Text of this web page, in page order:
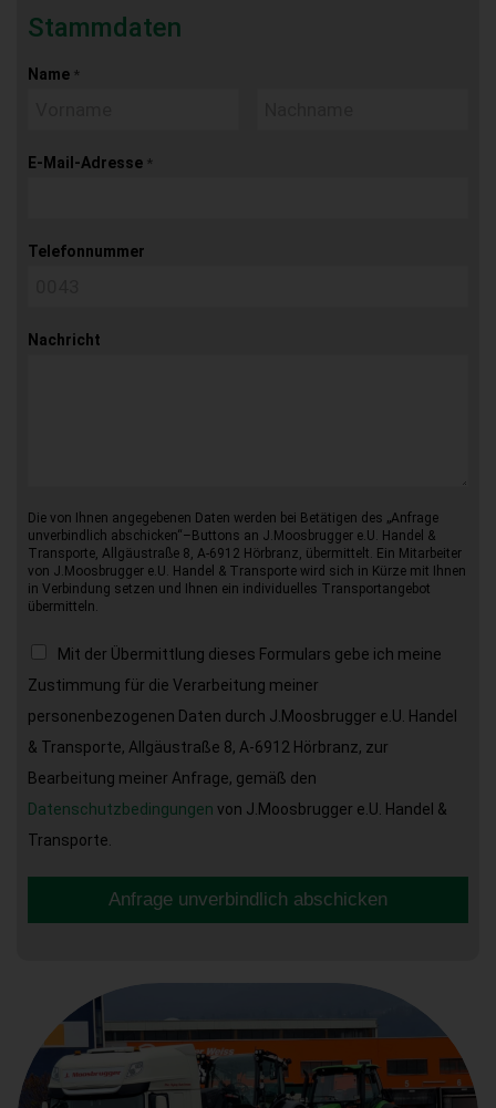
Stammdaten
Name *
E-Mail-Adresse *
Telefonnummer
Nachricht
Die von Ihnen angegebenen Daten werden bei Betätigen des „Anfrage
unverbindlich abschicken“–Buttons an J.Moosbrugger e.U. Handel &
Transporte, Allgäustraße 8, A-6912 Hörbranz, übermittelt. Ein Mitarbeiter
von J.Moosbrugger e.U. Handel & Transporte wird sich in Kürze mit Ihnen
in Verbindung setzen und Ihnen ein individuelles Transportangebot
übermitteln.
Mit der Übermittlung dieses Formulars gebe ich meine
Zustimmung für die Verarbeitung meiner
personenbezogenen Daten durch J.Moosbrugger e.U. Handel
& Transporte, Allgäustraße 8, A-6912 Hörbranz, zur
Bearbeitung meiner Anfrage, gemäß den
Datenschutzbedingungen von J.Moosbrugger e.U. Handel &
Transporte.
Anfrage unverbindlich abschicken